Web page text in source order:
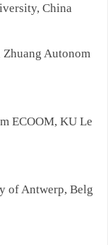
China
Autonom
ECOOM, KU Le
of Antwerp, Belg